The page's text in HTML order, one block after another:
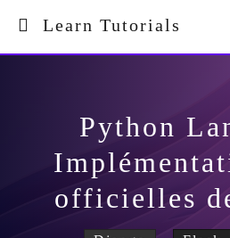
Learn Tutorials
Python
officielles